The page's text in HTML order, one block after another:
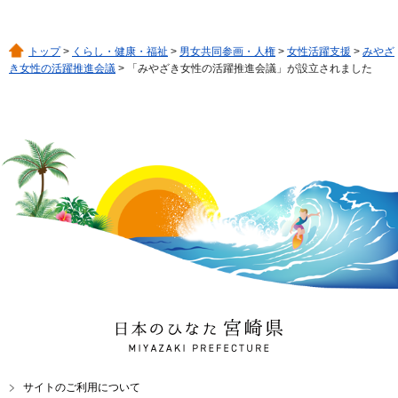
トップ> くらし・健康・福祉 > 男女共同参画・人権 > 女性活躍支援 > みやざ
き女性の活躍推進会議 > 「みやざき女性の活躍推進会議」が設立されました
日本のひなた 宮崎県
MIYAZAKI PREFECTURE
サイトのご利用について